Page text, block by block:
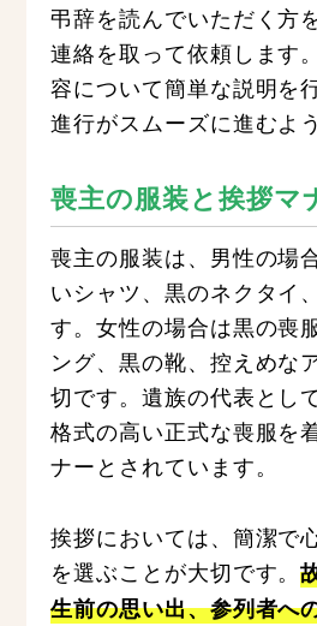
弔辞を読んでいただく方
連絡を取って依頼します
容について簡単な説明を
進行がスムーズに進むよ
喪主の服装と挨拶マ
喪主の服装は、男性の場
いシャツ、黒のネクタイ
す。女性の場合は黒の喪
ング、黒の靴、控えめな
切です。遺族の代表とし
格式の高い正式な喪服を
ナーとされています。
挨拶においては、簡潔で
を選ぶことが大切です。
生前の思い出、参列者へ